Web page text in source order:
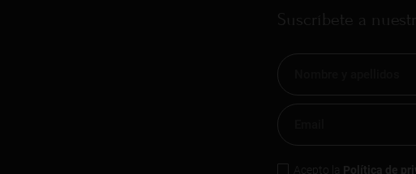
Suscríbete a
Acepto la Política de